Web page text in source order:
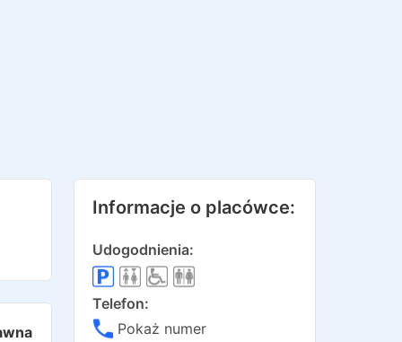
Informacje o placówce:
Udogodnienia:
Telefon:
Pokaż numer